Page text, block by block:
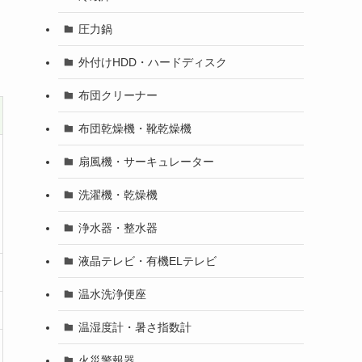
圧力鍋
外付けHDD・ハードディスク
布団クリーナー
布団乾燥機・靴乾燥機
扇風機・サーキュレーター
洗濯機・乾燥機
浄水器・整水器
液晶テレビ・有機ELテレビ
温水洗浄便座
温湿度計・暑さ指数計